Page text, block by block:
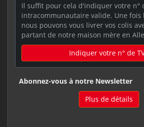
Il suffit pour cela d'indiquer votre n°
intracommunautaire valide. Une fois
nous pouvons vous livrer vos colis
partant de notre maison mère en
Indiquer votre n° de
Abonnez-vous à notre Newsletter
Plus de détails